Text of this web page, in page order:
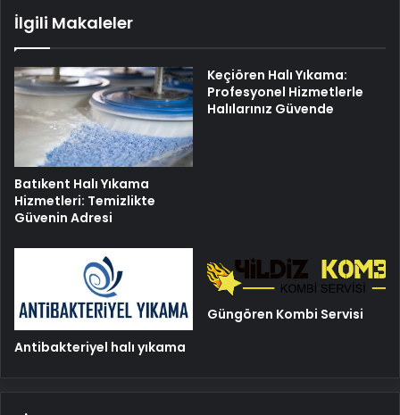
İlgili Makaleler
Batıkent Halı Yıkama
Hizmetleri: Temizlikte
Güvenin Adresi
Keçiören Halı Yıkama:
Profesyonel Hizmetlerle
Halılarınız Güvende
Antibakteriyel halı yıkama
Güngören Kombi Servisi